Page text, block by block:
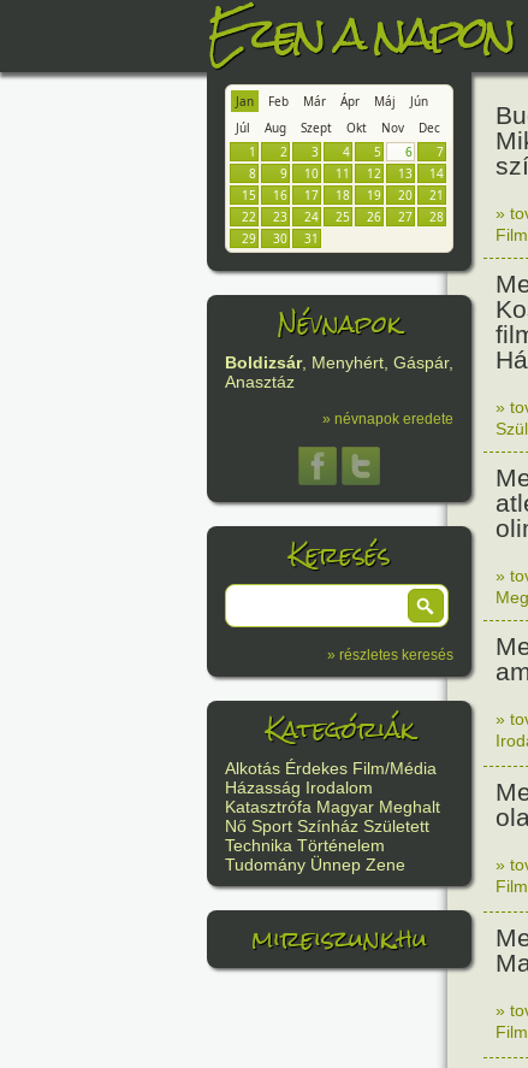
Ezen a napon
Jan Feb Már Ápr Máj
Jún
Júl
Aug Szept Okt Nov
Dec
1
2 3 4 5 6
7
8
9 10 11 12 13
14
15
16 17 18 19 20
21
22
23 24 25 26 27
28
29
30 31
Névnapok
Boldizsár, Menyhért, Gáspár,
Anasztáz
» névnapok eredete
Keresés
» részletes keresés
Kategóriák
Alkotás Érdekes Film/Média
Házasság Irodalom
Katasztrófa Magyar Meghalt
Nő Sport Színház Született
Technika Történelem
Tudomány Ünnep Zene
mireiszunk.hu
»
»
»
»
»
»